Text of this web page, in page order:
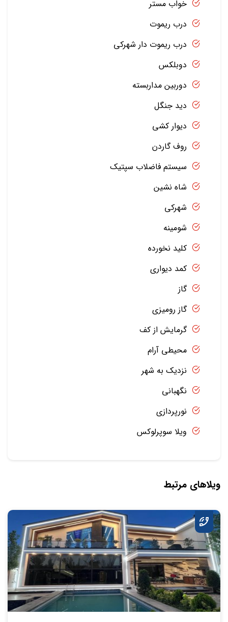
خواب مستر
درب ریموت
درب ریموت دار شهرکی
دوبلکس
دوربین مداربسته
دید جنگل
دیوار کشی
روف گاردن
سیستم فاضلاب سپتیک
شاه نشین
شهرکی
شومینه
کلید نخورده
کمد دیواری
گاز
گاز رومیزی
گرمایش از کف
محیطی آرام
نزدیک به شهر
نگهبانی
نورپردازی
ویلا سوپرلوکس
ویلاهای مرتبط